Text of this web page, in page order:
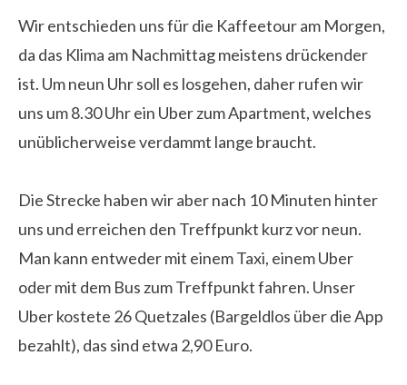
Wir entschieden uns für die Kaffeetour am Morgen,
da das Klima am Nachmittag meistens drückender
ist. Um neun Uhr soll es losgehen, daher rufen wir
uns um 8.30 Uhr ein Uber zum Apartment, welches
unüblicherweise verdammt lange braucht.
Die Strecke haben wir aber nach 10 Minuten hinter
uns und erreichen den Treffpunkt kurz vor neun.
Man kann entweder mit einem Taxi, einem Uber
oder mit dem Bus zum Treffpunkt fahren. Unser
Uber kostete 26 Quetzales (Bargeldlos über die App
bezahlt), das sind etwa 2,90 Euro.